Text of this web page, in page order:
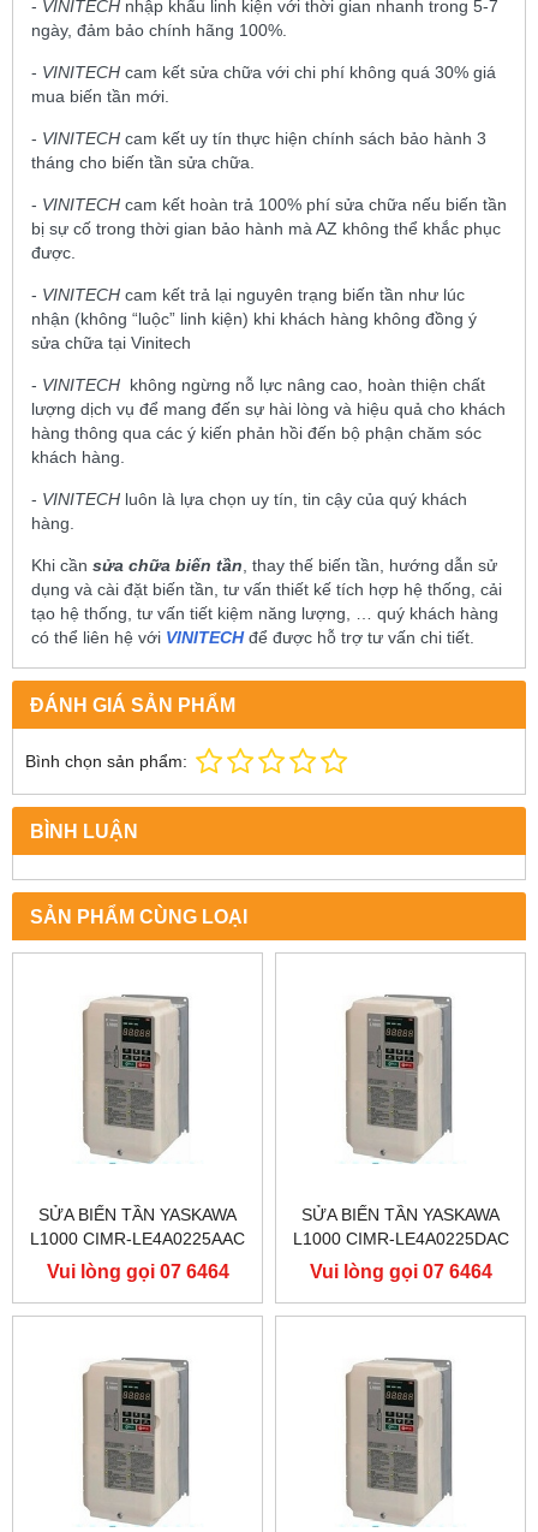
- VINITECH nhập khẩu linh kiện với thời gian nhanh trong 5-7
ngày, đảm bảo chính hãng 100%.
- VINITECH cam kết sửa chữa với chi phí không quá 30% giá
mua biến tần mới.
- VINITECH cam kết uy tín thực hiện chính sách bảo hành 3
tháng cho biến tần sửa chữa.
- VINITECH cam kết hoàn trả 100% phí sửa chữa nếu biến tần
bị sự cố trong thời gian bảo hành mà AZ không thể khắc phục
được.
- VINITECH cam kết trả lại nguyên trạng biến tần như lúc
nhận (không “luộc” linh kiện) khi khách hàng không đồng ý
sửa chữa tại Vinitech
- VINITECH không ngừng nỗ lực nâng cao, hoàn thiện chất
lượng dịch vụ để mang đến sự hài lòng và hiệu quả cho khách
hàng thông qua các ý kiến phản hồi đến bộ phận chăm sóc
khách hàng.
- VINITECH luôn là lựa chọn uy tín, tin cậy của quý khách
hàng.
Khi cần sửa chữa biến tần, thay thế biến tần, hướng dẫn sử
dụng và cài đặt biến tần, tư vấn thiết kế tích hợp hệ thống, cải
tạo hệ thống, tư vấn tiết kiệm năng lượng, … quý khách hàng
có thể liên hệ với VINITECHđể được hỗ trợ tư vấn chi tiết.
ĐÁNH GIÁ SẢN PHẨM
Bình chọn sản phẩm:
BÌNH LUẬN
SẢN PHẨM CÙNG LOẠI
SỬA BIẾN TẦN YASKAWA
L1000 CIMR-LE4A0225AAC
400V 110KW, BIẾN TẦN
YASKAWA L1000
Vui lòng gọi 07 6464
9556
SỬA BIẾN TẦN YASKAWA
L1000 CIMR-LE4A0225DAC
400V 110KW, BIẾN TẦN
YASKAWA L1000
Vui lòng gọi 07 6464
9556